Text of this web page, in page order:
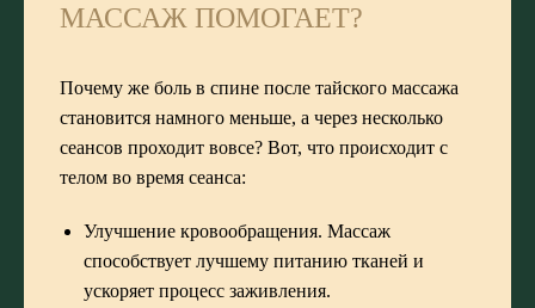
МАССАЖ ПОМОГАЕТ?
Почему же боль в спине после тайского массажа
становится намного меньше, а через несколько
сеансов проходит вовсе? Вот, что происходит с
телом во время сеанса:
Улучшение кровообращения. Массаж
способствует лучшему питанию тканей и
ускоряет процесс заживления.